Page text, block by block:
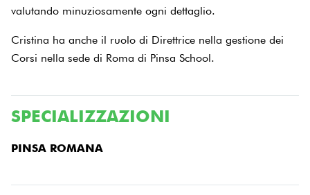
valutando minuziosamente ogni dettaglio.
Cristina ha anche il ruolo di Direttrice nella gestione dei
Corsi nella sede di Roma di Pinsa School.
SPECIALIZZAZIONI
PINSA ROMANA